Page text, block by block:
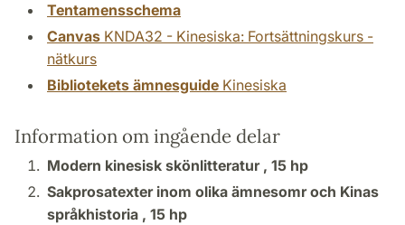
Tentamensschema
Canvas KNDA32 - Kinesiska: Fortsättningskurs -
nätkurs
Bibliotekets ämnesguide Kinesiska
Information om ingående delar
Modern kinesisk skönlitteratur , 15 hp
Sakprosatexter inom olika ämnesomr och Kinas
språkhistoria , 15 hp